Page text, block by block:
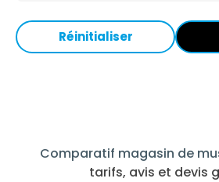
Réinitialiser
Comparatif magasin de
tarifs, avis et devis